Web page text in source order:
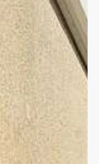
von dem gotharer
Fahrzeuge zieren das
sieht er...